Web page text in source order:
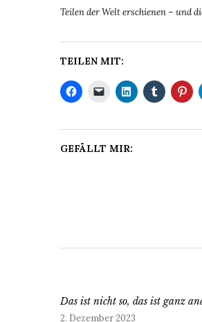
Teilen der Welt erschienen – und
TEILEN MIT:
GEFÄLLT MIR:
Das ist nicht so, das ist ganz
2. Dezember 2023